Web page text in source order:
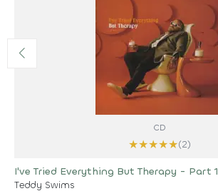
CD
★★★★★(2)
I've Tried Everything But Therapy - Part 1
Teddy Swims